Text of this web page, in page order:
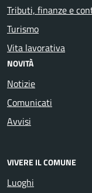
Tributi, finanze e
Turismo
Vita lavorativa
NOVITÀ
Notizie
Comunicati
Avvisi
VIVERE IL COMUNE
Luoghi